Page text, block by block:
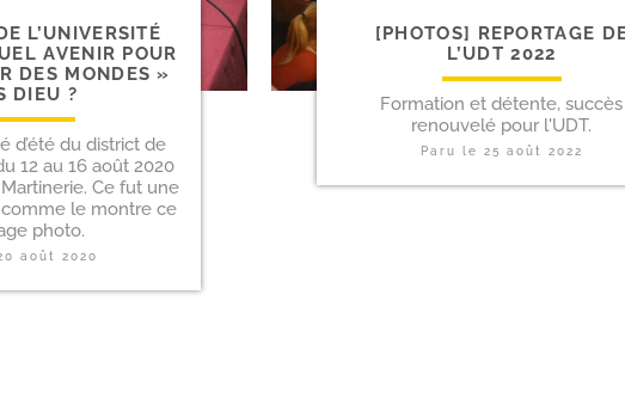
L’UNIVERSITÉ
AVENIR POUR
DES MONDES »
DIEU ?
d’été du district de
12 au 16 août 2020
Ce fut une
le montre ce
photo.
août 2020
[PHOTOS] REPORTAGE
L’UDT 2022
Formation et détente, succès
renouvelé pour l'UDT.
Paru le 25 août 2022